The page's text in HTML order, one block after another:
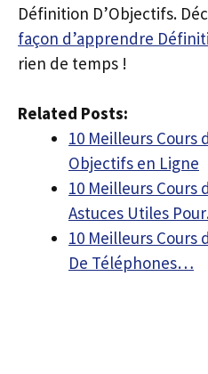
Définition D’Objectifs.
façon d’apprendre
rien de temps !
Related Posts:
10 Meilleurs Cours
Objectifs en Ligne
10 Meilleurs Cours
Astuces Utiles
10 Meilleurs Cours
De Téléphones…